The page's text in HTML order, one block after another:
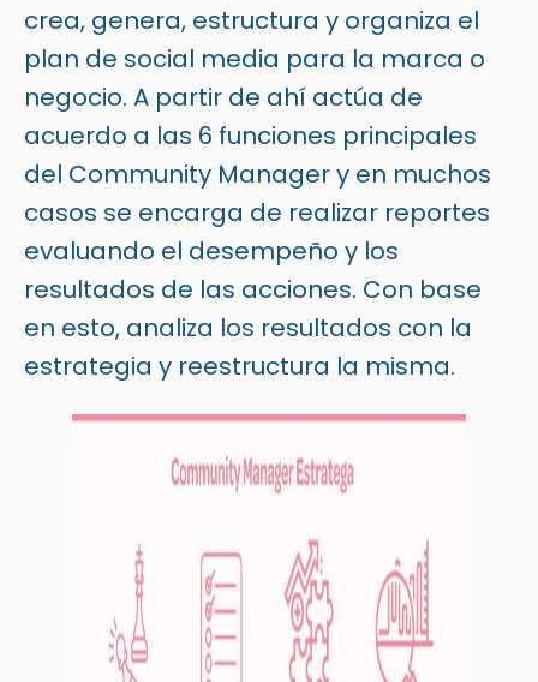
crea, genera, estructura y organiza el
plan de social media para la marca o
negocio. A partir de ahí actúa de
acuerdo a las 6 funciones principales
del Community Manager y en muchos
casos se encarga de realizar reportes
evaluando el desempeño y los
resultados de las acciones. Con base
en esto, analiza los resultados con la
estrategia y reestructura la misma.